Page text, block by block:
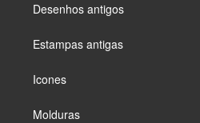
Desenhos antigos
Estampas antigas
Icones
Molduras